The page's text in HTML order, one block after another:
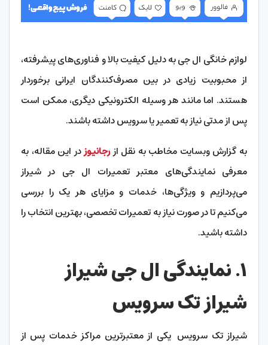
لوازم خانگی ال جی به دلیل کیفیت بالا و فناوری‌های پیشرفته،
از محبوبیت زیادی در بین مصرف‌کنندگان ایرانی برخوردار
هستند. اما مانند هر وسیله الکترونیکی دیگری، ممکن است
پس از مدتی نیاز به تعمیر یا سرویس داشته باشند.
به گزارش وبسایت مخاطب به نقل ازرجانیوزدر این مقاله، به
معرفی نمایندگی‌های معتبر تعمیرات ال جی در شیراز
می‌پردازیم و ویژگی‌ها، خدمات و مزایای هر یک را بررسی
می‌کنیم تا در صورت نیاز به تعمیرات تخصصی، بهترین انتخاب را
داشته باشید.
۱. نمایندگی ال جی شیراز
شیراز تک سرویس
شیراز تک سرویس یکی از معتبرترین مراکز خدمات پس از